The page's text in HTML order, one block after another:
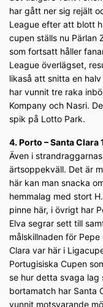
har gått ner sig rejält
League efter att blott
cupen ställs nu Pärlan
som fortsatt håller
League överlägset,
likaså att snitta en
har vunnit tre raka
Kompany och Nasri.
spik på Lotto Park.
4. Porto – Santa Clara
Även i
ärtsoppekväll. Det är
här kan man snacka
hemmalag med stort
pinne här, i övrigt har
Elva segrar sett till
målskillnaden för
Clara var här i
Portugisiska Cupen
se hur detta svaga lag
bortamatch har Santa
vunnit motsvarande